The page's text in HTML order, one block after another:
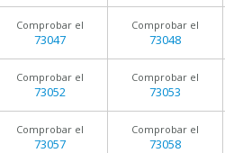
Comprobar el
73047
Comprobar el
73048
Comprobar el
73052
Comprobar el
73053
Comprobar el
73057
Comprobar el
73058